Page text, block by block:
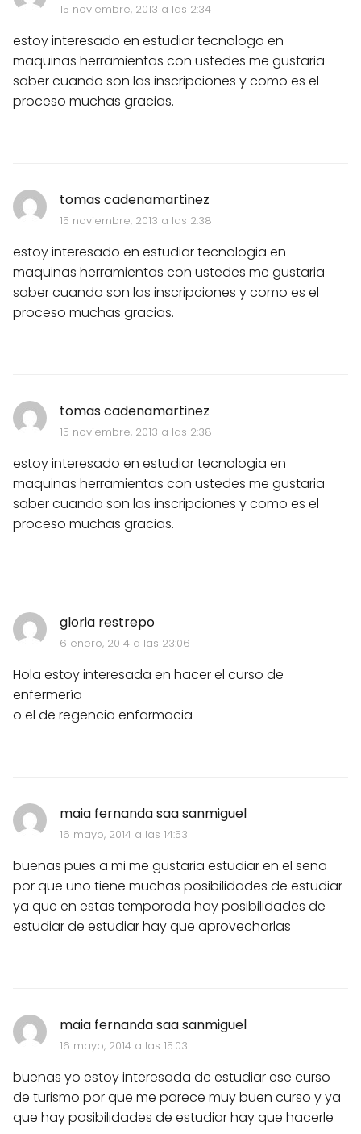
15 noviembre, 2013 a las 2:34
estoy interesado en estudiar tecnologo en
maquinas herramientas con ustedes me gustaria
saber cuando son las inscripciones y como es el
proceso muchas gracias.
tomas cadenamartinez
15 noviembre, 2013 a las 2:38
estoy interesado en estudiar tecnologia en
maquinas herramientas con ustedes me gustaria
saber cuando son las inscripciones y como es el
proceso muchas gracias.
tomas cadenamartinez
15 noviembre, 2013 a las 2:38
estoy interesado en estudiar tecnologia en
maquinas herramientas con ustedes me gustaria
saber cuando son las inscripciones y como es el
proceso muchas gracias.
gloria restrepo
6 enero, 2014 a las 23:06
Hola estoy interesada en hacer el curso de
enfermería
o el de regencia enfarmacia
maia fernanda saa sanmiguel
16 mayo, 2014 a las 14:53
buenas pues a mi me gustaria estudiar en el sena
por que uno tiene muchas posibilidades de estudiar
ya que en estas temporada hay posibilidades de
estudiar de estudiar hay que aprovecharlas
maia fernanda saa sanmiguel
16 mayo, 2014 a las 15:03
buenas yo estoy interesada de estudiar ese curso
de turismo por que me parece muy buen curso y ya
que hay posibilidades de estudiar hay que hacerle